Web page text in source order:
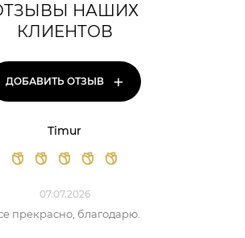
НАШИХ
КЛИЕНТОВ
ДОБАВИТЬ ОТЗЫВ +
Timur
07.07.2026
прекрасно, благодарю.